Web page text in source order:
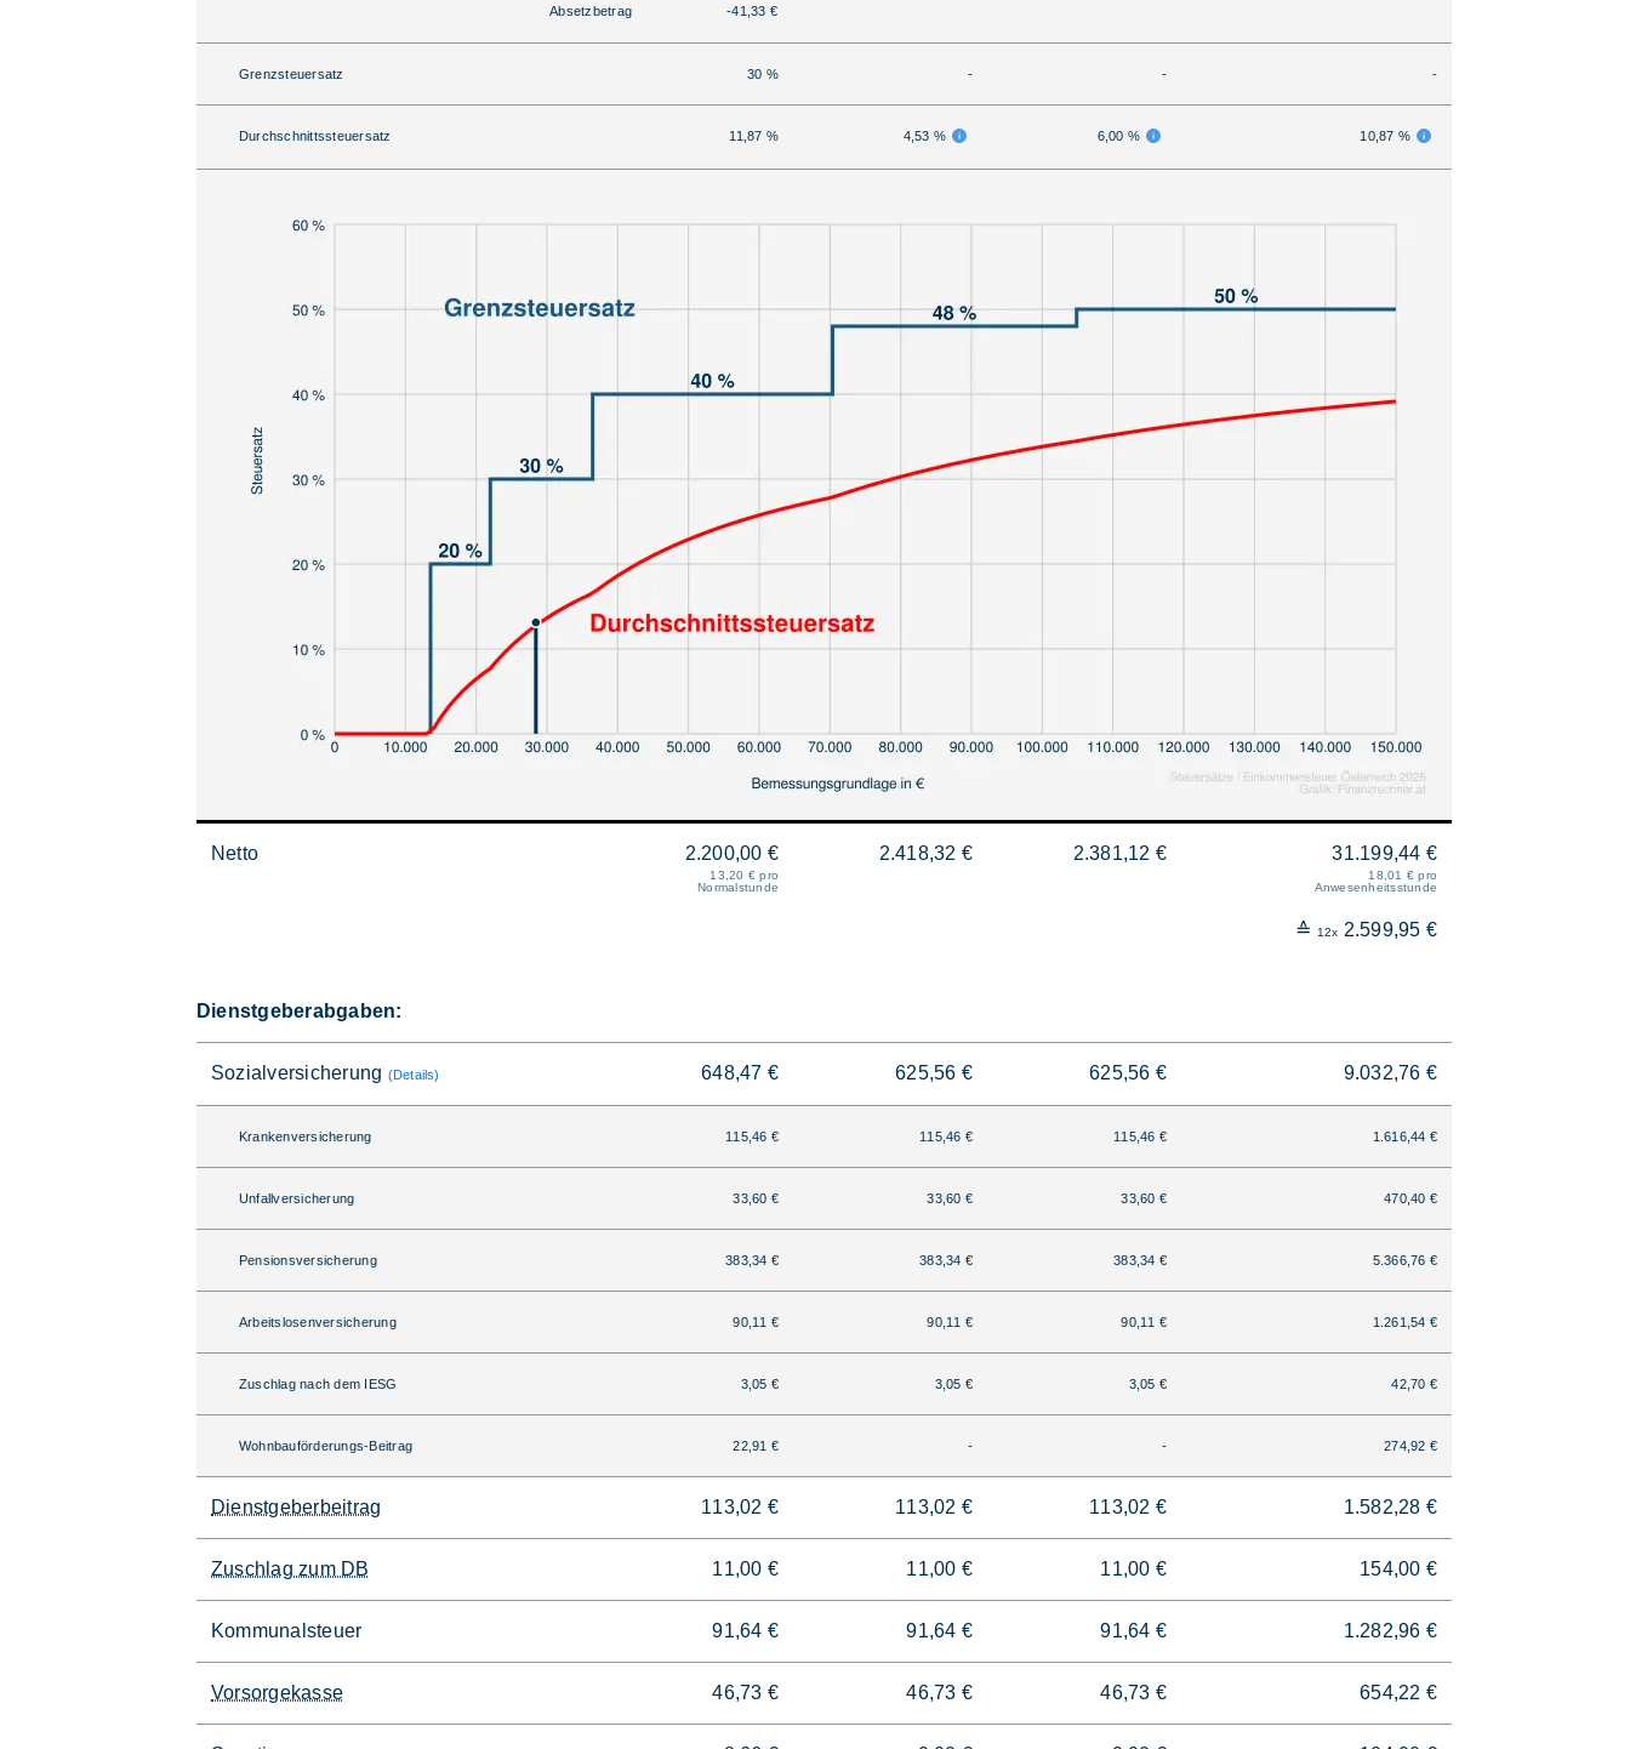
Absetzbetrag
-41,33 €
Grenzsteuersatz 30 % - - -
Durchschnittssteuersatz 11,87 % 4,53 % 6,00 % 10,87 %
Netto 2.200,00 €
13,20 € pro
Normalstunde
2.418,32 € 2.381,12 € 31.199,44 €
18,01 € pro
Anwesenheitsstunde
≙ 12x 2.599,95 €
Dienstgeberabgaben:
Sozialversicherung (Details) 648,47 € 625,56 € 625,56 € 9.032,76 €
Krankenversicherung 115,46 € 115,46 € 115,46 € 1.616,44 €
Unfallversicherung 33,60 € 33,60 € 33,60 € 470,40 €
Pensionsversicherung 383,34 € 383,34 € 383,34 € 5.366,76 €
Arbeitslosenversicherung 90,11 € 90,11 € 90,11 € 1.261,54 €
Zuschlag nach dem IESG 3,05 € 3,05 € 3,05 € 42,70 €
Wohnbauförderungs-Beitrag 22,91 € - - 274,92 €
Dienstgeberbeitrag 113,02 € 113,02 € 113,02 € 1.582,28 €
Zuschlag zum DB 11,00 € 11,00 € 11,00 € 154,00 €
Kommunalsteuer 91,64 € 91,64 € 91,64 € 1.282,96 €
Vorsorgekasse 46,73 € 46,73 € 46,73 € 654,22 €